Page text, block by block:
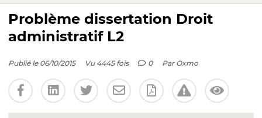
Problème dissertation Droit
administratif L2
Publié le 06/10/2015 Vu 4445 fois 0 Par Oxmo